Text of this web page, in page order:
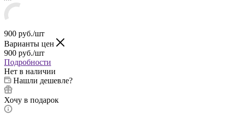
900 руб./шт
Варианты цен
900 руб./шт
Подробности
Нет в наличии
Нашли дешевле?
Хочу в подарок